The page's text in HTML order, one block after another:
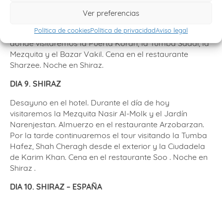
Ver preferencias
Política de cookiesPolítica de privacidadAviso legal
Desayuno en el hotel. Viaje a Persépolis (60 km) para
el restaurante Parsian. Tras la visitar regreso a Shiraz
donde visitaremos la Puerta Koran, la Tumba Saadi, la
Mezquita y el Bazar Vakil. Cena en el restaurante
Sharzee. Noche en Shiraz.
DIA 9. SHIRAZ
Desayuno en el hotel. Durante el día de hoy
visitaremos la Mezquita Nasir Al-Molk y el Jardín
Narenjestan. Almuerzo en el restaurante Arzobarzan.
Por la tarde continuaremos el tour visitando la Tumba
Hafez, Shah Cheragh desde el exterior y la Ciudadela
de Karim Khan. Cena en el restaurante Soo . Noche en
Shiraz .
DIA 10. SHIRAZ – ESPAÑA